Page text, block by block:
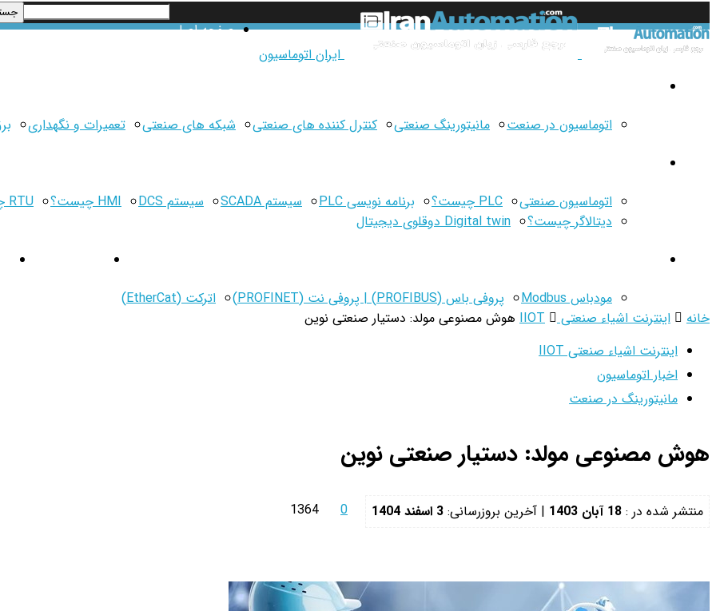
ایران اتوماسیون
صفحه اصلی
اتوماسیون در صنعت
مانیتورینگ صنعتی کنترل کننده های صنعتی شبکه های صنعتی تعمیرات و نگهداری
اتوماسیون صنعتی
PLC چیست؟ برنامه نویسی PLC سیستم SCADA سیستم DCS HMI چیست؟ RTU چیست؟
دیتالاگر چیست؟
Digital twin دوقلوی دیجیتال
مودباس Modbus
پروفی باس (PROFIBUS) | پروفی نت (PROFINET) اترکت (EtherCat)
خانه
اینترنت اشیاء صنعتی IIOT
هوش مصنوعی مولد: دستیار صنعتی نوین
اینترنت اشیاء صنعتی IIOT
اخبار اتوماسیون
مانیتورینگ در صنعت
هوش مصنوعی مولد: دستیار صنعتی نوین
منتشر شده در : 18 آبان 1403 | آخرین بروزرسانی: 3 اسفند 1404 1364 0